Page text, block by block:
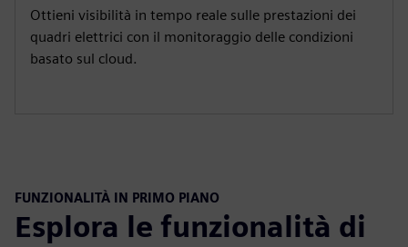
Ottieni visibilità in tempo reale sulle prestazioni dei
quadri elettrici con il monitoraggio delle condizioni
basato sul cloud.
FUNZIONALITÀ IN PRIMO PIANO
Esplora le funzionalità di